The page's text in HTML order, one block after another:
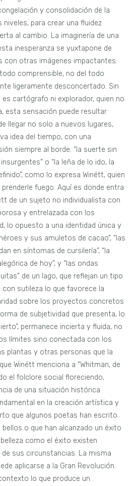
y consolidación de la
niveles, para crear una fluidez
al cambio. La imaginería de una
inesperanza se yuxtapone de
con otras imágenes impactantes.
comprensible, no del todo
ligeramente desconcertado. Sin
es cartógrafo ni explorador, quien no
esta sensación puede resultar
llegar no solo a nuevos lugares,
idea del tiempo, con una
siempre al borde: “la suerte sin
o “la leña de lo ido, la
como lo expresa Winétt, quien
fuego. Aquí es donde entra
de un sujeto no individualista con
y entrelazada con los
lo opuesto a una identidad única y
y sus amuletos de cacao”, “las
en síntomas de cursilería”, “la
de hoy”, y “las ondas
de un lago, que reflejan un tipo
sutileza lo que favorece la
sobre los proyectos concretos
de subjetividad que presenta, lo
permanece incierta y fluida, no
límites sino conectada con los
plantas y otras personas que la
Winétt menciona a “Whitman, de
el folclore social floreciendo,
de una situación histórica
en la creación artística y
que algunos poetas han escrito
o que han alcanzado un éxito
como el éxito existen
sus circunstancias. La misma
aplicarse a la Gran Revolución.
lo que produce un